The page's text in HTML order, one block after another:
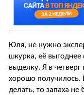
Юля, не нужно
шкурка, её выгоднее
выделку. Я в
хорошо получилось.
делать, то запаха не